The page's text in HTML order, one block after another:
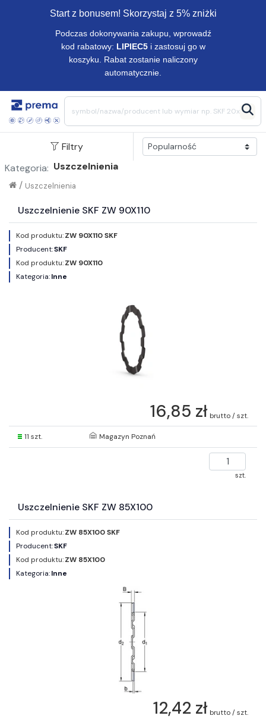
Start z bonusem! Skorzystaj z 5% zniżki
Podczas dokonywania zakupu, wprowadź
kod rabatowy: LIPIEC5 i zastosuj go w
koszyku. Rabat zostanie naliczony
automatycznie.
Filtry
Kategoria: Uszczelnienia
Uszczelnienia
/
Uszczelnienie SKF ZW 90X110
Kod produktu:ZW 90X110 SKF
Producent:SKF
Kod produktu:ZW 90X110
Kategoria:Inne
16,85 zł brutto / szt.
11 szt. Magazyn Poznań
szt.
Uszczelnienie SKF ZW 85X100
Kod produktu:ZW 85X100 SKF
Producent:SKF
Kod produktu:ZW 85X100
Kategoria:Inne
12,42 zł brutto / szt.